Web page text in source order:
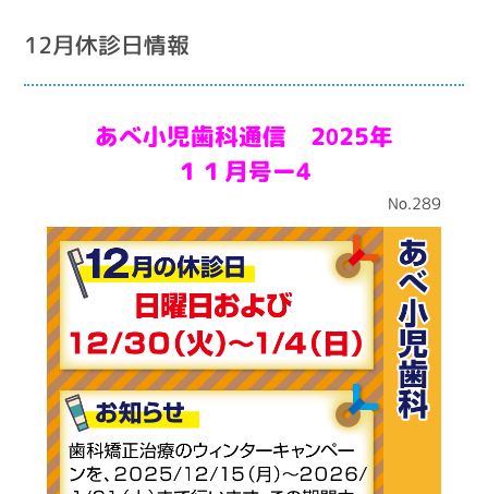
12月休診日情報
あべ小児歯科通信 2025年
１１ 月号ー4
No.289